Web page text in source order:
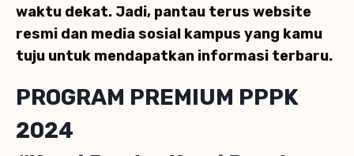
waktu dekat. Jadi, pantau terus website
resmi dan media sosial kampus yang kamu
tuju untuk mendapatkan informasi terbaru.
PROGRAM PREMIUM PPPK
2024